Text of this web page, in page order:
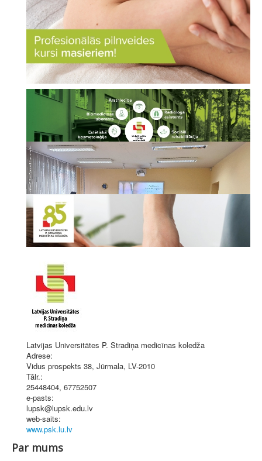
Latvijas Universitātes P. Stradiņa medicīnas koledža
Adrese:
Vidus prospekts 38, Jūrmala, LV-2010
Tālr.:
25448404, 67752507
e-pasts:
lupsk@lupsk.edu.lv
web-saits:
www.psk.lu.lv
Par mums